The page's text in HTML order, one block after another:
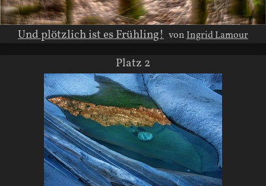
Und plötzlich ist es Frühling! vonIngrid Lamour
Platz 2